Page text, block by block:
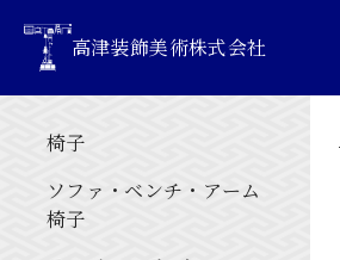
高津装飾美術株式会社
椅子
ソファ・ベンチ・アーム
椅子